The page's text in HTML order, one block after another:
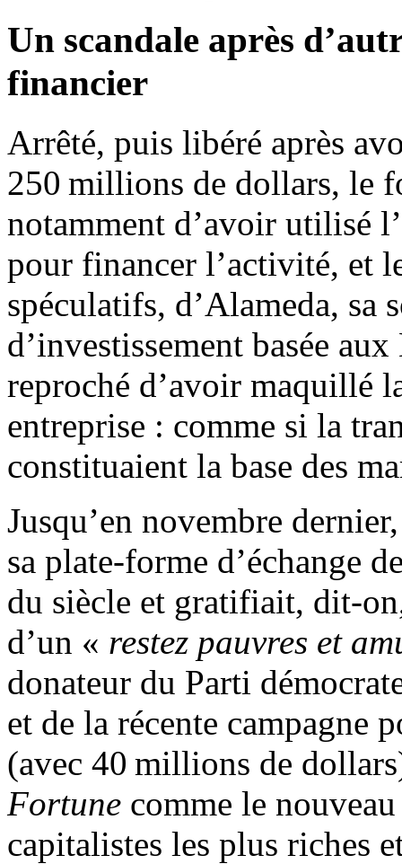
Un scandale après
financier
Arrêté, puis libéré après
250 millions de dollars, le
notamment d’avoir utilisé
pour financer l’activité, et
spéculatifs, d’Alameda, sa
d’investissement basée
reproché d’avoir maquillé
entreprise : comme si la
constituaient la base des
Jusqu’en novembre
sa plate-forme d’échange
du siècle et gratifiait, dit-
d’un « restez pauvres et
donateur du Parti
et de la récente campagne
(avec 40 millions de
Fortune comme le
capitalistes les plus riches